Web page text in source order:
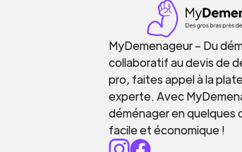
MyDemenageur – Du
collaboratif au devis de
pro, faites appel à la
experte. Avec
déménager en quelques
facile et économique !